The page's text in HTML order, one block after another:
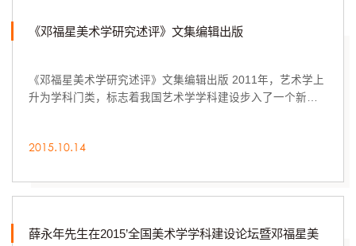
《邓福星美术学研究述评》文集编辑出版
《邓福星美术学研究述评》文集编辑出版 2011年，艺术学上
升为学科门类，标志着我国艺术学学科建设步入了一个新的
2015.10.14
薛永年先生在2015’全国美术学学科建设论坛暨邓福星美